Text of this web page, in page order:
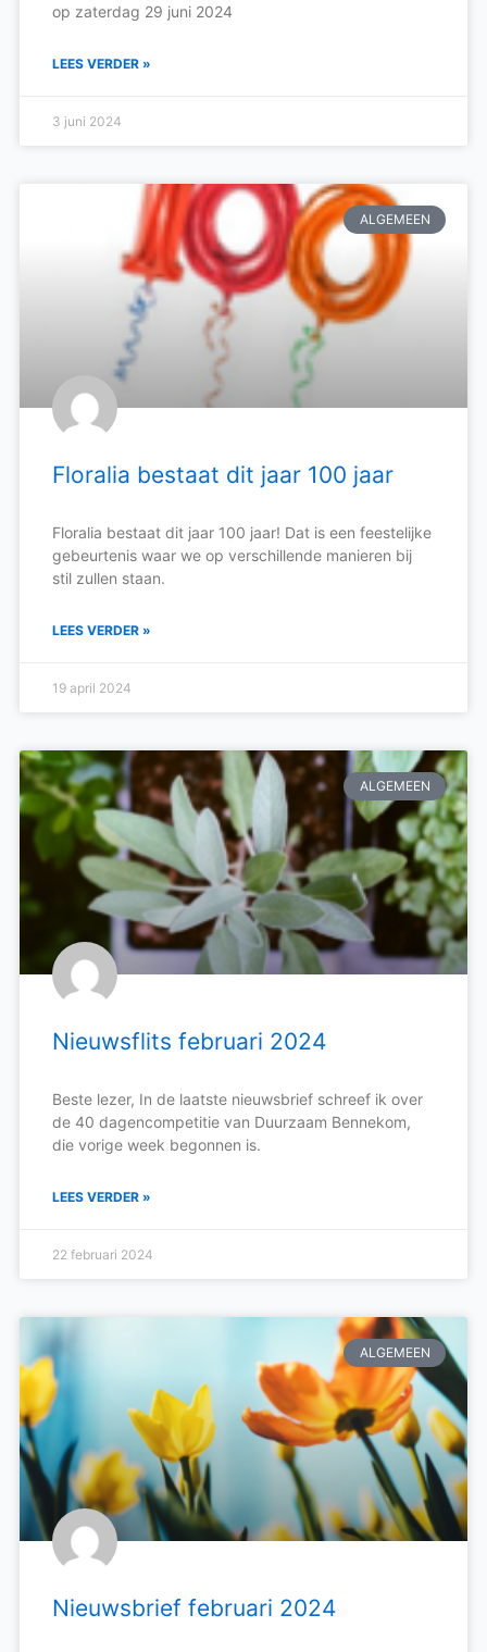
op zaterdag 29 juni 2024
LEES VERDER »
3 juni 2024
ALGEMEEN
Floralia bestaat dit jaar 100 jaar
Floralia bestaat dit jaar 100 jaar! Dat is een feestelijke
gebeurtenis waar we op verschillende manieren bij
stil zullen staan.
LEES VERDER »
19 april 2024
ALGEMEEN
Nieuwsflits februari 2024
Beste lezer, In de laatste nieuwsbrief schreef ik over
de 40 dagencompetitie van Duurzaam Bennekom,
die vorige week begonnen is.
LEES VERDER »
22 februari 2024
ALGEMEEN
Nieuwsbrief februari 2024